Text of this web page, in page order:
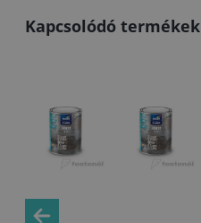
Kapcsolódó termékek